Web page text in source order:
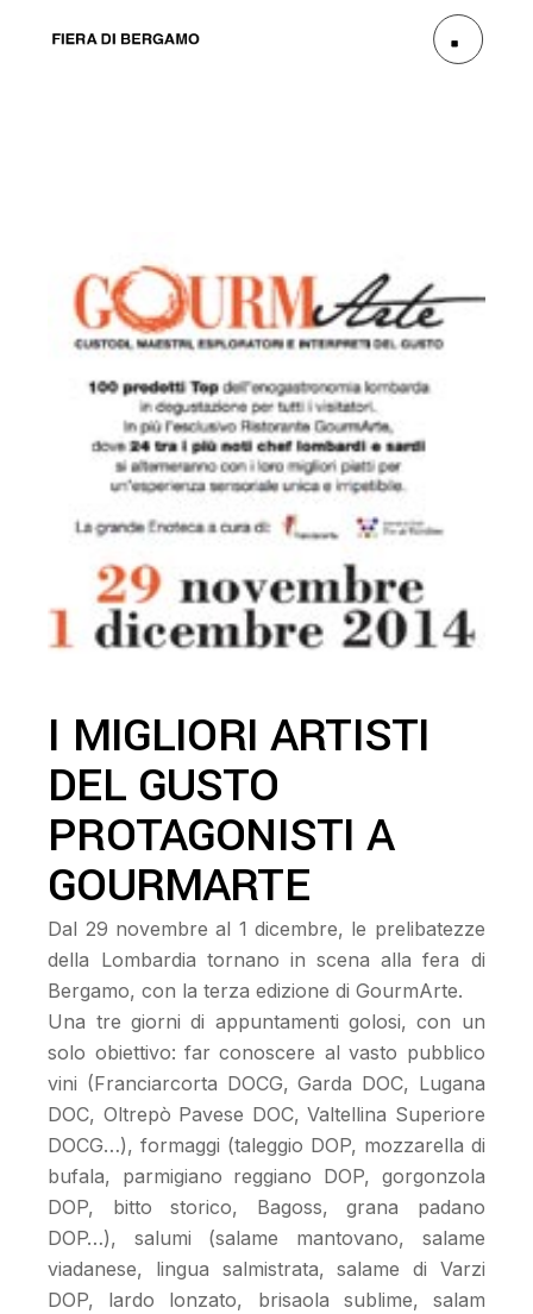
I MIGLIORI ARTISTI
DEL GUSTO
PROTAGONISTI A
GOURMARTE
Dal 29 novembre al 1 dicembre, le prelibatezze
della Lombardia tornano in scena alla fera di
Bergamo, con la terza edizione di GourmArte.
Una tre giorni di appuntamenti golosi, con un
solo obiettivo: far conoscere al vasto pubblico
vini (Franciarcorta DOCG, Garda DOC, Lugana
DOC, Oltrepò Pavese DOC, Valtellina Superiore
DOCG…), formaggi (taleggio DOP, mozzarella di
bufala, parmigiano reggiano DOP, gorgonzola
DOP, bitto storico, Bagoss, grana padano
DOP…), salumi (salame mantovano, salame
viadanese, lingua salmistrata, salame di Varzi
DOP, lardo lonzato, brisaola sublime, salam